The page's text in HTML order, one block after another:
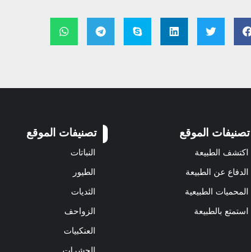
تصنيفات الموقع
اكتشف الطبيعة
الدفاع عن الطبيعة
المحميات الطبيعية
استمتع بالطبيعة
تصنيفات الموقع
النباتات
الطيور
الثديات
الزواحف
العنكبيات